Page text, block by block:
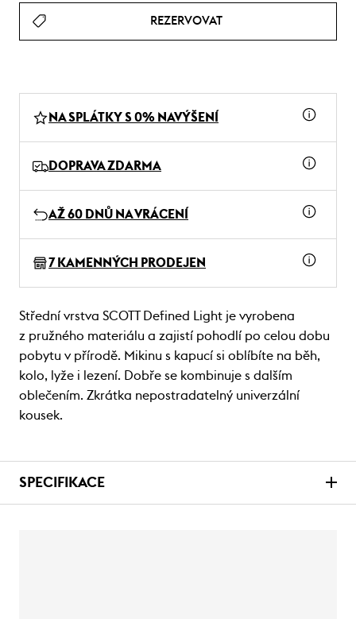
REZERVOVAT
NA SPLÁTKY S 0% NAVÝŠENÍ
DOPRAVA ZDARMA
AŽ 60 DNŮ NA VRÁCENÍ
7 KAMENNÝCH PRODEJEN
Střední vrstva SCOTT Defined Light je vyrobena
z pružného materiálu a zajistí pohodlí po celou dobu
pobytu v přírodě. Mikinu s kapucí si oblíbíte na běh,
kolo, lyže i lezení. Dobře se kombinuje s dalším
oblečením. Zkrátka nepostradatelný univerzální
kousek.
SPECIFIKACE